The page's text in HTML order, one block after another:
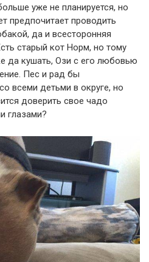
уже не планируется, но
предпочитает проводить
да и всесторонняя
старый кот Норм, но тому
да кушать, Ози с его любовью
Пес и рад бы
всеми детьми в округе, но
доверить свое чадо
глазами?